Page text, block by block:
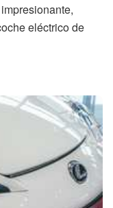
eléctrico de